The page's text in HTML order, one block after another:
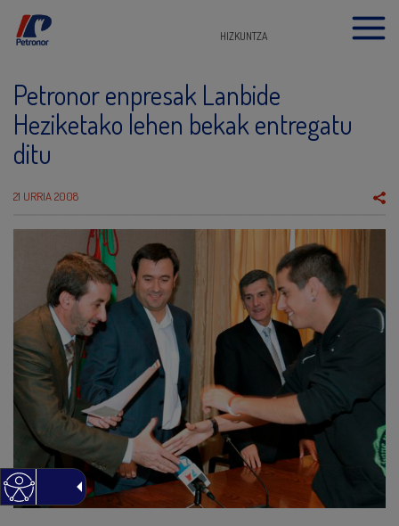
HIZKUNTZA
Petronor enpresak Lanbide
Heziketako lehen bekak entregatu
ditu
21 URRIA 2008